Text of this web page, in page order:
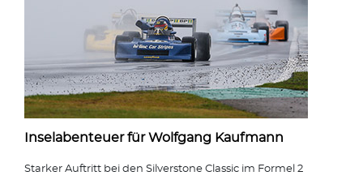
Inselabenteuer für Wolfgang Kaufmann
Starker Auftritt bei den Silverstone Classic im Formel 2